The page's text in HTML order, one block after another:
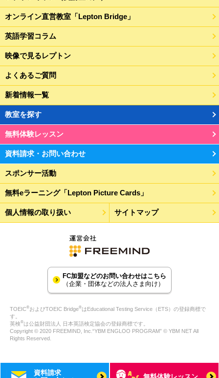
オンライン直営教室「Lepton Bridge」
英語学習コラム
映像で見るレプトン
よくあるご質問
新着情報一覧
教室を探す
無料体験レッスン
資料請求・お問い合わせ
スポンサー活動
無料eラーニング「Lepton Picture Cards」
個人情報の取り扱い サイトマップ
FC加盟などのお問い合わせはこちら
（企業・団体などの法人さま向け）
TOEIC®およびTOEIC Bridge®はEducational Testing Service（ETS）の登録商標で
す。
英検®は公益財団法人 日本英語検定協会の登録商標です。
Copyright © 2020 FREEMIND, Inc.“YBM ENGLOO PROGRAM” © YBM NET All
Rights Reserved.
資料請求
無料体験レッスン